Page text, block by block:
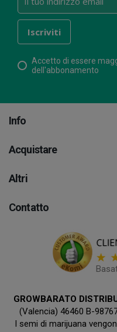
Accetto di essere
dell'abbonamento
Info
Acquistare
Altri
Contatto
GROWBARATO
(Valencia) 46460 B-
I semi di marijuana